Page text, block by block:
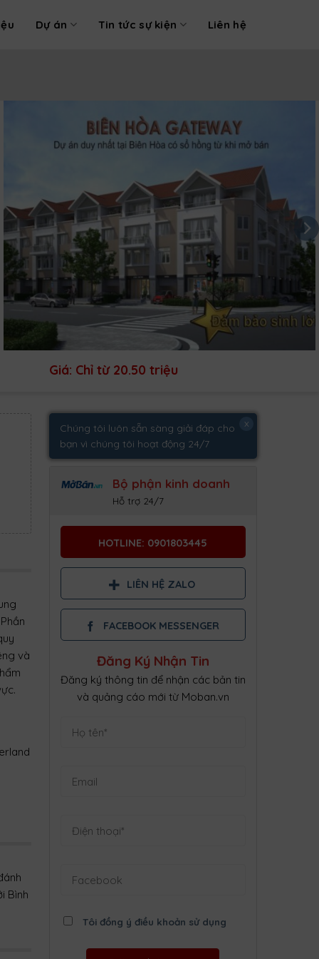
Dự án Tin tức sự kiện Liên hệ
Giá: Chỉ từ 20.50 triệu
Chúng tôi luôn sẵn sàng giải đáp cho
bạn vì chúng tôi hoạt động 24/7
x
Bộ phận kinh doanh
Hỗ trợ 24/7
HOTLINE: 0901803445
LIÊN HỆ ZALO
FACEBOOK MESSENGER
Đăng Ký Nhận Tin
Đăng ký thông tin để nhận các bản tin
và quảng cáo mới từ Moban.vn
Tôi đồng ý điều khoản sử dụng
và
Bình